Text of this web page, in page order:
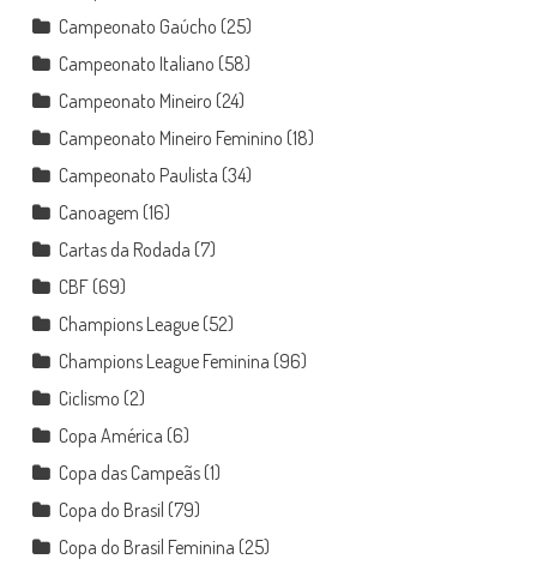
Campeonato Gaúcho (25)
Campeonato Italiano (58)
Campeonato Mineiro (24)
Campeonato Mineiro Feminino (18)
Campeonato Paulista (34)
Canoagem (16)
Cartas da Rodada (7)
CBF(69)
Champions League(52)
Champions League Feminina (96)
Ciclismo (2)
Copa América (6)
Copa das Campeãs(1)
Copa do Brasil (79)
Copa do Brasil Feminina (25)